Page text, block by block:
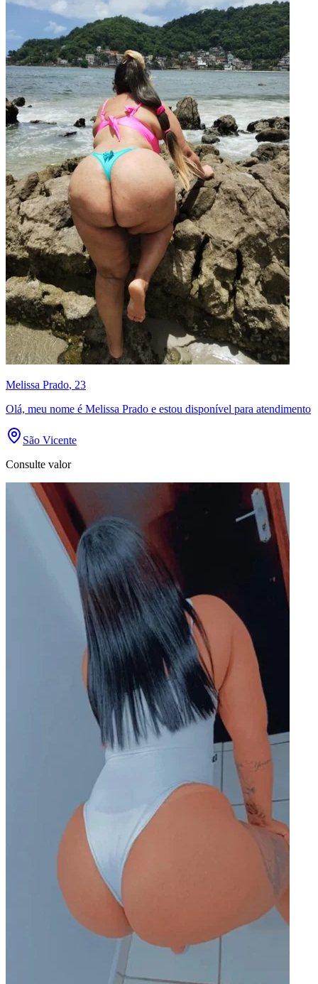
Melissa Prado, 23
Olá, meu nome é Melissa Prado e estou disponível para atendimento
São Vicente
Consulte valor